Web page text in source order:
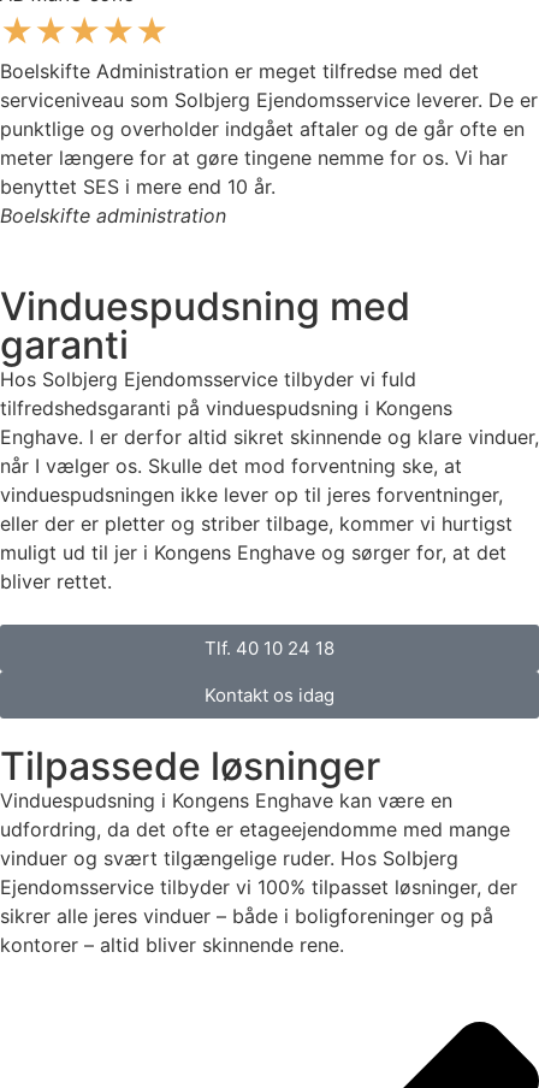
★★★★★
Boelskifte Administration er meget tilfredse med det
serviceniveau som Solbjerg Ejendomsservice leverer. De er
punktlige og overholder indgået aftaler og de går ofte en
meter længere for at gøre tingene nemme for os. Vi har
benyttet SES i mere end 10 år.
Boelskifte administration
Vinduespudsning med
garanti
Hos Solbjerg Ejendomsservice tilbyder vi fuld
tilfredshedsgaranti på vinduespudsning i Kongens
Enghave. I er derfor altid sikret skinnende og klare vinduer,
når I vælger os. Skulle det mod forventning ske, at
vinduespudsningen ikke lever op til jeres forventninger,
eller der er pletter og striber tilbage, kommer vi hurtigst
muligt ud til jer i Kongens Enghave og sørger for, at det
bliver rettet.
Tlf. 40 10 24 18
Kontakt os idag
Tilpassede løsninger
Vinduespudsning i Kongens Enghave kan være en
udfordring, da det ofte er etageejendomme med mange
vinduer og svært tilgængelige ruder. Hos Solbjerg
Ejendomsservice tilbyder vi 100% tilpasset løsninger, der
sikrer alle jeres vinduer – både i boligforeninger og på
kontorer – altid bliver skinnende rene.